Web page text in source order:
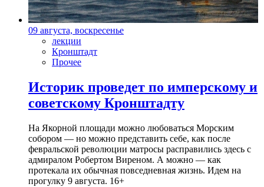
09 августа, воскресенье
лекции
Кронштадт
Прочее
Историк проведет по имперскому и
советскому Кронштадту
На Якорной площади можно любоваться Морским
собором — но можно представить себе, как после
февральской революции матросы расправились здесь с
адмиралом Робертом Виреном. А можно — как
протекала их обычная повседневная жизнь. Идем на
прогулку 9 августа. 16+